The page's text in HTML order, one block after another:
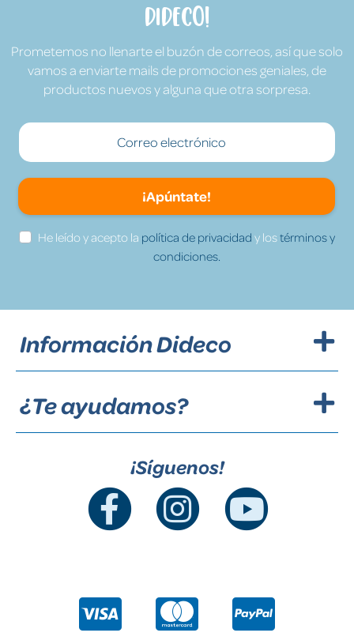
Dideco!
Prometemos no llenarte el buzón de correos, así que solo
vamos a enviarte mails de promociones geniales, de
productos nuevos y alguna que otra sorpresa.
¡Apúntate!
He leído y acepto la política de privacidad y lostérminos y
condiciones.
Información Dideco
¿Te ayudamos?
¡Síguenos!